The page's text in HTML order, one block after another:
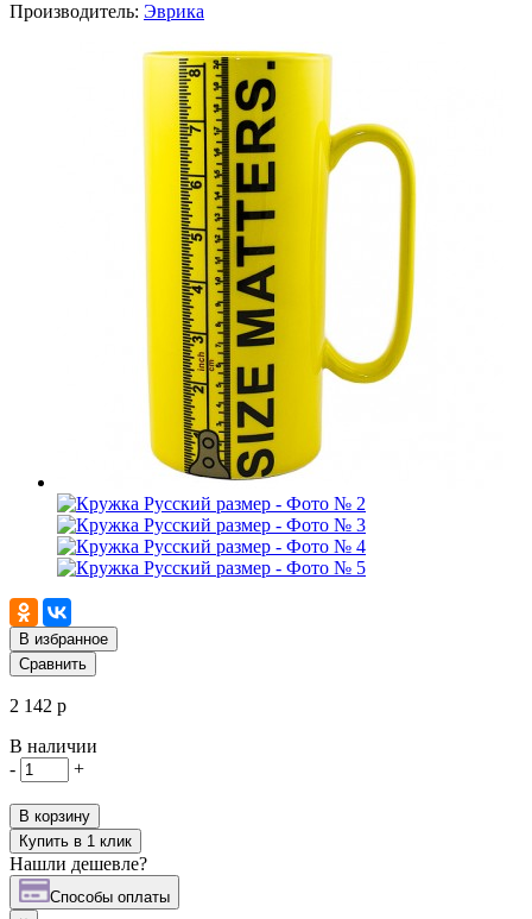
Производитель: Эврика
В избранное
Сравнить
2 142 р
В наличии
-
+
В корзину
Купить в 1 клик
Нашли дешевле?
Cпособы оплаты